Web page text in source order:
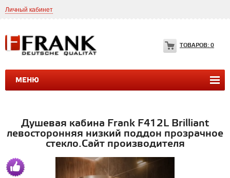
Личный кабинет
МЕНЮ
ТОВАРОВ: 0
ДУШЕВЫЕ КАБИНЫ ВАННЫ
Душевая кабина Frank F412L Brilliant
левосторонняя низкий поддон прозрачное
стекло.Сайт производителя